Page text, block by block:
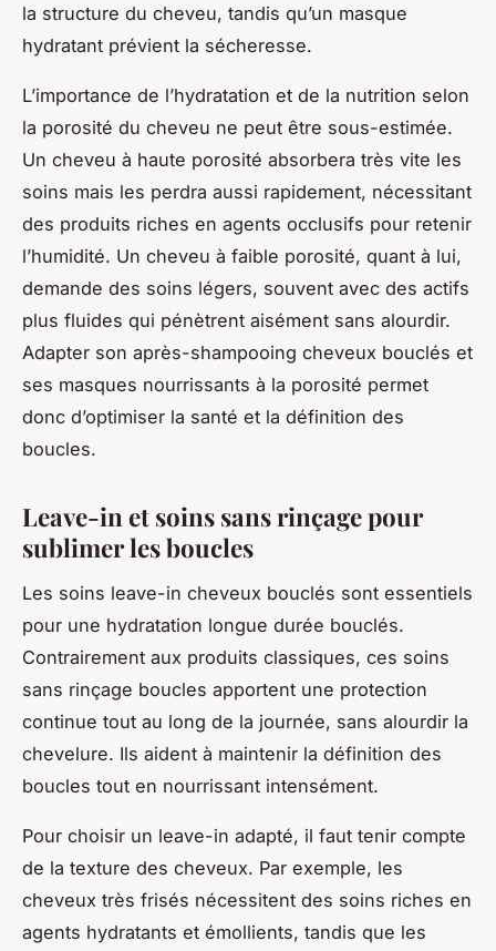
la structure du cheveu, tandis qu’un masque
hydratant prévient la sécheresse.
L’importance de l’hydratation et de la nutrition selon
la porosité du cheveu ne peut être sous-estimée.
Un cheveu à haute porosité absorbera très vite les
soins mais les perdra aussi rapidement, nécessitant
des produits riches en agents occlusifs pour retenir
l’humidité. Un cheveu à faible porosité, quant à lui,
demande des soins légers, souvent avec des actifs
plus fluides qui pénètrent aisément sans alourdir.
Adapter son après-shampooing cheveux bouclés et
ses masques nourrissants à la porosité permet
donc d’optimiser la santé et la définition des
boucles.
Leave-in et soins sans rinçage pour
sublimer les boucles
Les soins leave-in cheveux bouclés sont essentiels
pour une hydratation longue durée bouclés.
Contrairement aux produits classiques, ces soins
sans rinçage boucles apportent une protection
continue tout au long de la journée, sans alourdir la
chevelure. Ils aident à maintenir la définition des
boucles tout en nourrissant intensément.
Pour choisir un leave-in adapté, il faut tenir compte
de la texture des cheveux. Par exemple, les
cheveux très frisés nécessitent des soins riches en
agents hydratants et émollients, tandis que les